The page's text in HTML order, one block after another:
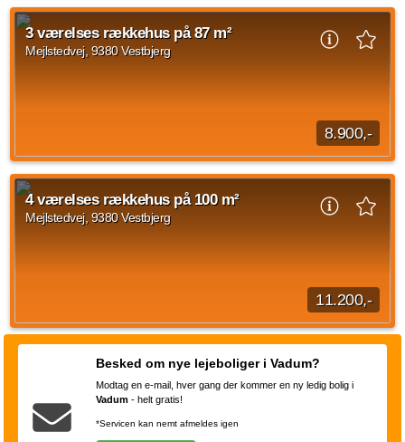
Når du træder ind i rækkehuset, mødes du af en entré. Herfra
er der adgang videre ind i boligens opholdsrum. Stueplan er
indrettet med køkken og stue...
Kilde: Lejebolig Mægleren
3 værelses rækkehus på 87 m²
Mejlstedvej, 9380 Vestbjerg
8.900,-
Når du træder ind i rækkehuset, mødes du af en entré. Herfra
er der adgang videre ind i boligens opholdsrum. Stueplan er
indrettet med køkken og stue...
Kilde: Lejebolig Mægleren
4 værelses rækkehus på 100 m²
Mejlstedvej, 9380 Vestbjerg
11.200,-
Dette 4-værelses rækkehus på 100 m² er opført i en moderne
og enkel stil med lyse rum og en god indretning. Rækkehuset
har en rummelig entré med skabsplads...
Kilde: Lejebolig Mægleren
4 vær. 100 m²
Besked om nye lejeboliger i Vadum?
Modtag en e-mail, hver gang der kommer en ny ledig bolig i
Vadum - helt gratis!
*Servicen kan nemt afmeldes igen